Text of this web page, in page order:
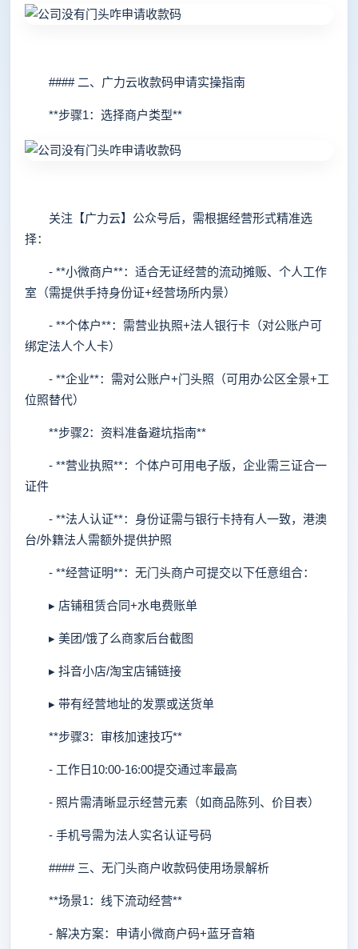
#### 二、广力云收款码申请实操指南
**步骤1：选择商户类型**
关注【广力云】公众号后，需根据经营形式精准选
择：
- **小微商户**：适合无证经营的流动摊贩、个人工作
室（需提供手持身份证+经营场所内景）
- **个体户**：需营业执照+法人银行卡（对公账户可
绑定法人个人卡）
- **企业**：需对公账户+门头照（可用办公区全景+工
位照替代）
**步骤2：资料准备避坑指南**
- **营业执照**：个体户可用电子版，企业需三证合一
证件
- **法人认证**：身份证需与银行卡持有人一致，港澳
台/外籍法人需额外提供护照
- **经营证明**：无门头商户可提交以下任意组合：
▸ 店铺租赁合同+水电费账单
▸ 美团/饿了么商家后台截图
▸ 抖音小店/淘宝店铺链接
▸ 带有经营地址的发票或送货单
**步骤3：审核加速技巧**
- 工作日10:00-16:00提交通过率最高
- 照片需清晰显示经营元素（如商品陈列、价目表）
- 手机号需为法人实名认证号码
#### 三、无门头商户收款码使用场景解析
**场景1：线下流动经营**
- 解决方案：申请小微商户码+蓝牙音箱